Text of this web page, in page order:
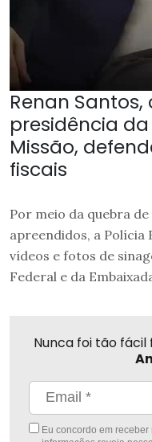
Renan
presidência
Missão,
fiscais
Por meio da quebra
apreendidos, a Polícia
vídeos e fotos de
Federal e da
Nunca foi tão
Eu concordo em